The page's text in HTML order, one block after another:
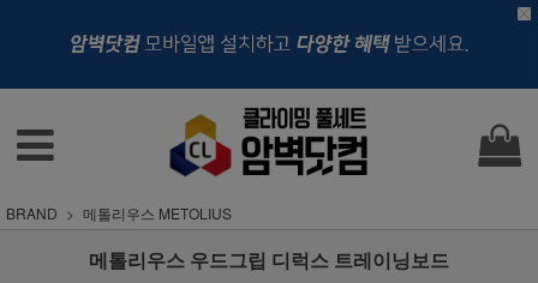
BRAND 메톨리우스 METOLIUS
메톨리우스 우드그립 디럭스 트레이닝보드